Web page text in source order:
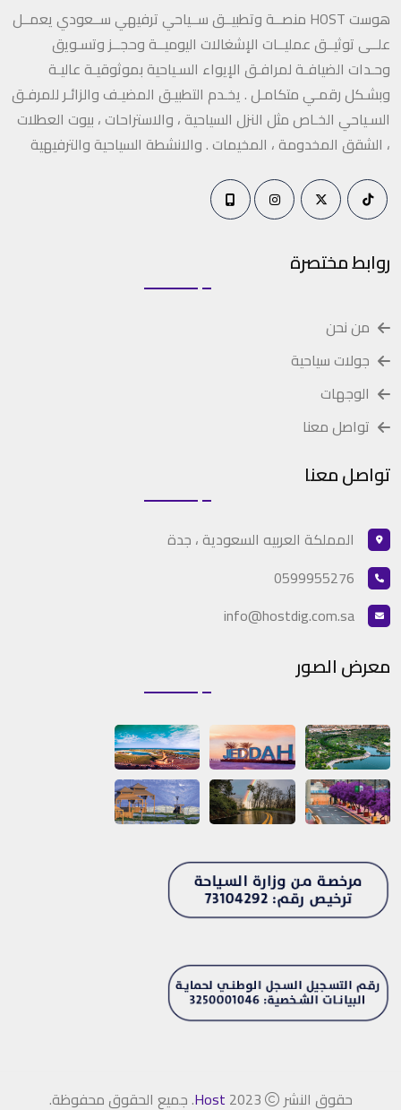
هوست HOST منصــة وتطبيــق ســياحي ترفيهي ســعودي يعمــل
علــى توثيــق عمليــات الإشغالات اليوميــة وحجــز وتسـويق
وحـدات الضيافـة لمرافـق الإيواء السـياحية بموثوقيـة عاليـة
وبشـكل رقمـي متكامـل . يخـدم التطبيـق المضيـف والزائـر للمرفـق
السـياحي الخـاص مثل النزل السياحية ، والاستراحات ، بيوت العطلات
، الشقق المخدومة ، المخيمات . والانشطة السياحية والترفيهية
روابط مختصرة
من نحن
جولات سياحية
الوجهات
تواصل معنا
تواصل معنا
المملكة العربيه السعودية ، جدة
0599955276
info@hostdig.com.sa
معرض الصور
حقوق النشر Host. جميع الحقوق محفوظة.